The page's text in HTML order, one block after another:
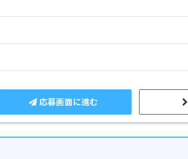
応募画面に進む